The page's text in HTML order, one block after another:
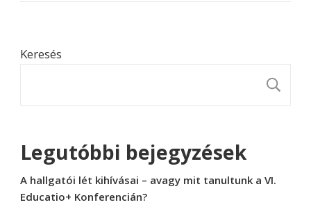
Keresés
Legutóbbi bejegyzések
A hallgatói lét kihívásai – avagy mit tanultunk a VI.
Educatio+ Konferencián?